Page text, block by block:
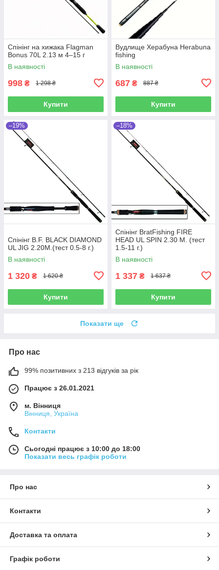
Спінінг на хижака Flagman
Bonus 70L 2.13 м 4–15 г
В наявності
998 ₴ 1 298 ₴
Купити
Вудлище Херабуна Herabuna
fishing
В наявності
687 ₴ 887 ₴
Купити
–19%
Спінінг B.F. BLACK DIAMOND
UL JIG 2.20M.(тест 0.5-8 г.)
В наявності
1 320 ₴ 1 620 ₴
Купити
–18%
Спінінг BratFishing FIRE
HEAD UL SPIN 2.30 М. (тест
1.5-11 г.)
В наявності
1 337 ₴ 1 637 ₴
Купити
Показати ще
Про нас
99% позитивних з 213 відгуків за рік
Працює з 26.01.2021
м. Вінниця
Вінниця, Україна
Контакти
Сьогодні працює з 10:00 до 18:00
Показати весь графік роботи
Про нас
Контакти
Доставка та оплата
Графік роботи